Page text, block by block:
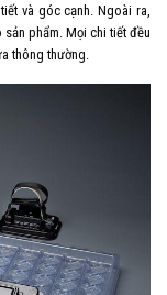
và góc cạnh. Ngoài ra,
phẩm. Mọi chi tiết đều
thông thường.